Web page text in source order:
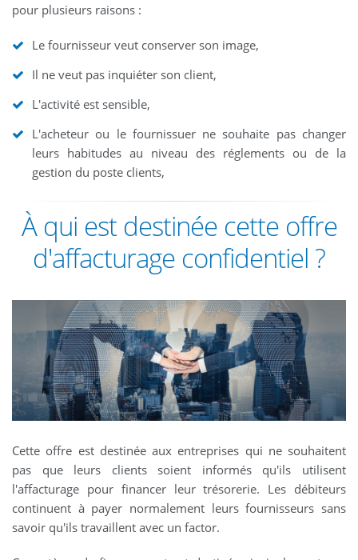
pour plusieurs raisons :
Le fournisseur veut conserver son image,
Il ne veut pas inquiéter son client,
L'activité est sensible,
L'acheteur ou le fournissuer ne souhaite pas changer
leurs habitudes au niveau des réglements ou de la
gestion du poste clients,
À qui est destinée cette offre
d'affacturage confidentiel ?
Cette offre est destinée aux entreprises qui ne souhaitent
pas que leurs clients soient informés qu'ils utilisent
l'affacturage pour financer leur trésorerie. Les débiteurs
continuent à payer normalement leurs fournisseurs sans
savoir qu'ils travaillent avec un factor.